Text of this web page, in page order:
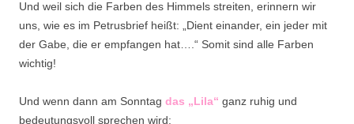
Und weil sich die Farben des Himmels streiten, erinnern wir
uns, wie es im Petrusbrief heißt: „Dient einander, ein jeder mit
der Gabe, die er empfangen hat….“ Somit sind alle Farben
wichtig!
Und wenn dann am Sonntag das „Lila“ ganz ruhig und
bedeutungsvoll sprechen wird: